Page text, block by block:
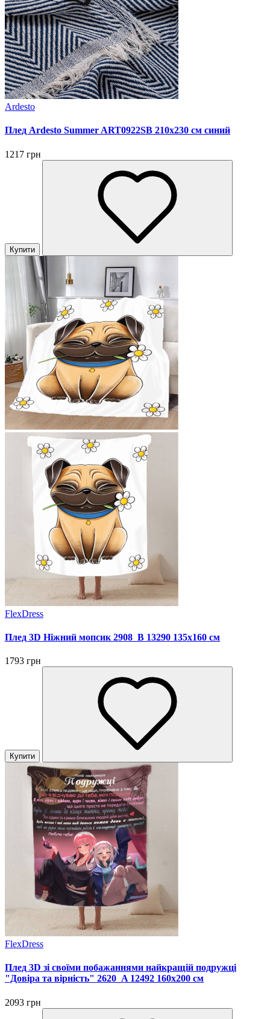
Ardesto
Плед Ardesto Summer ART0922SB 210х230 см синий
1217 грн
Купити
FlexDress
Плед 3D Ніжний мопсик 2908_B 13290 135х160 см
1793 грн
Купити
FlexDress
Плед 3D зі своїми побажаннями найкращій подружці
"Довіра та вірність" 2620_A 12492 160х200 см
2093 грн